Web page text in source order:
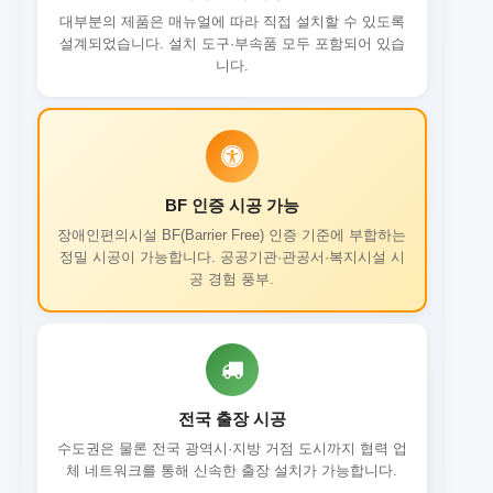
대부분의 제품은 매뉴얼에 따라 직접 설치할 수 있도록
설계되었습니다. 설치 도구·부속품 모두 포함되어 있습
니다.
BF 인증 시공 가능
장애인편의시설 BF(Barrier Free) 인증 기준에 부합하는
정밀 시공이 가능합니다. 공공기관·관공서·복지시설 시
공 경험 풍부.
전국 출장 시공
수도권은 물론 전국 광역시·지방 거점 도시까지 협력 업
체 네트워크를 통해 신속한 출장 설치가 가능합니다.